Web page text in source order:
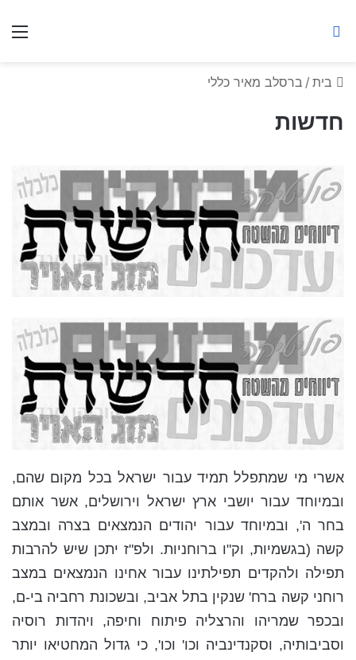
בית / ברסלב מאיר כללי
חדשות
אשרי מי שמתפלל תמיד עבור ישראל בכל מקום שהם,
ובמיוחד עבור יושבי ארץ ישראל וירושלים, אשר אותם
בחר ה', ובמיוחד עבור יהודים הנמצאים בצרה ובמצב
קשה (בגשמיות, וק"ו ברוחניות. ולפ"ז יתכן שיש להרבות
תפילה ולהקדים תפילתינו עבור אחינו הנמצאים במצב
רוחני קשה ברח' שנקין בתל אביב, ובשכונת רחביה בי-ם,
ובכפר שמריהו והרצליה פיתוח וחיפה, ויהדות רוסיה
וסביבותיה, וסקנדינביה וכו' וכו', כי גדול המחטיאו יותר